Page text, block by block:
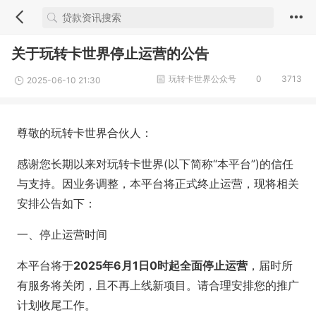
关于玩转卡世界停止运营的公告
2025-06-10 21:30 3713
0
玩转卡世界公众号
尊敬的玩转卡世界合伙人：
感谢您长期以来对玩转卡世界(以下简称“本平台”)的信任
与支持。因业务调整，本平台将正式终止运营，现将相关
安排公告如下：
一、停止运营时间
本平台将于2025年6月1日0时起全面停止运营 ，届时所
有服务将关闭，且不再上线新项目。请合理安排您的推广
计划收尾工作。